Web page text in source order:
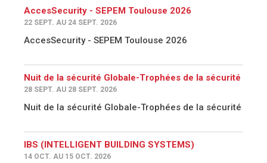
IBS (INTELLIGENT BUILDING SYSTEMS)
14 OCT. AU 15 OCT. 2026
IBS (INTELLIGENT BUILDING SYSTEMS)
TOUS LES ÉVÈNEMENTS
ANNUAIRE